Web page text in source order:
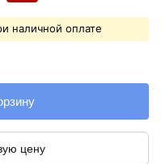
наличной оплате
цену